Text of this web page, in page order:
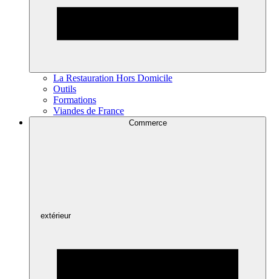
La Restauration Hors Domicile
Outils
Formations
Viandes de France
Commerce
extérieur